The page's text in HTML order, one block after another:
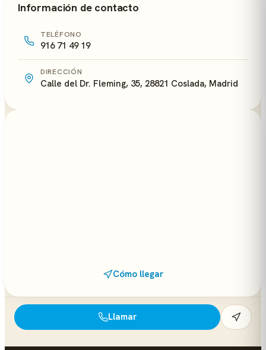
Información de contacto
TELÉFONO
916 71 49 19
DIRECCIÓN
Calle del Dr. Fleming, 35, 28821 Coslada, Madrid
Cómo llegar
Llamar